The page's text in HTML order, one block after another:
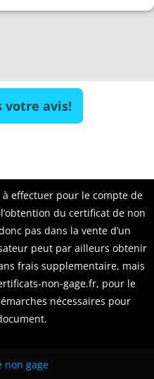
votre avis!
à effectuer pour le compte de
du certificat de non
pas dans la vente d’un
peut par ailleurs obtenir
frais supplementaire, mais
non-gage.fr, pour le
nécessaires pour
non gage